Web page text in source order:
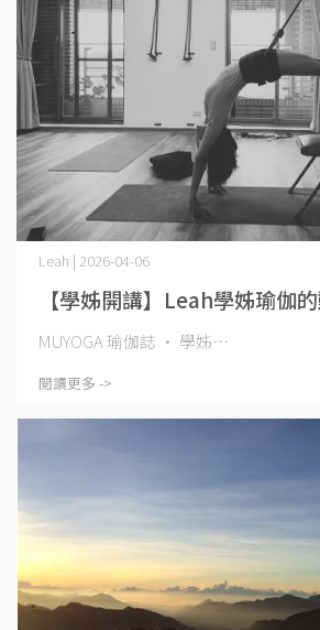
【學姊開講】Leah學姊瑜伽
Leah | 2026-04-06
MUYOGA 瑜伽誌 · 學姊⋯
閱讀更多 ->